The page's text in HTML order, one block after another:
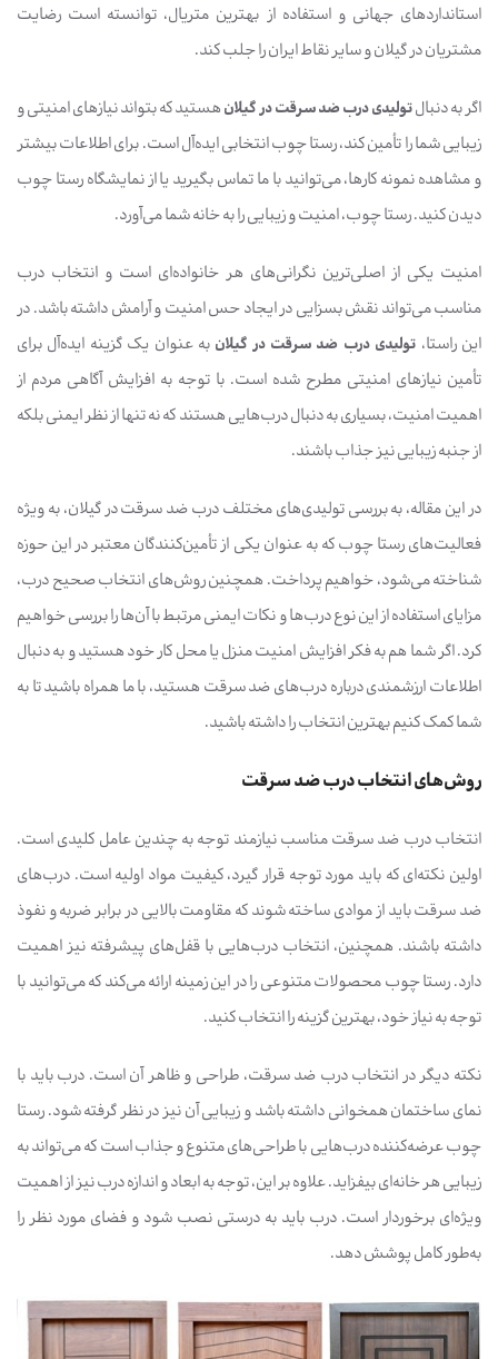
استانداردهای جهانی و استفاده از بهترین متریال، توانسته است رضایت
مشتریان در گیلان و سایر نقاط ایران را جلب کند.
اگر به دنبالتولیدی درب ضد سرقت در گیلانهستید که بتواند نیازهای امنیتی و
زیبایی شما را تأمین کند، رستا چوب انتخابی ایده‌آل است. برای اطلاعات بیشتر
و مشاهده نمونه کارها، می‌توانید با ما تماس بگیرید یا از نمایشگاه رستا چوب
دیدن کنید. رستا چوب، امنیت و زیبایی را به خانه شما می‌آورد.
امنیت یکی از اصلی‌ترین نگرانی‌های هر خانواده‌ای است و انتخاب درب
مناسب می‌تواند نقش بسزایی در ایجاد حس امنیت و آرامش داشته باشد. در
این راستا، تولیدی درب ضد سرقت در گیلان به عنوان یک گزینه ایده‌آل برای
تأمین نیازهای امنیتی مطرح شده است. با توجه به افزایش آگاهی مردم از
اهمیت امنیت، بسیاری به دنبال درب‌هایی هستند که نه تنها از نظر ایمنی بلکه
از جنبه زیبایی نیز جذاب باشند.
در این مقاله، به بررسی تولیدی‌های مختلف درب ضد سرقت در گیلان، به ویژه
فعالیت‌های رستا چوب که به عنوان یکی از تأمین‌کنندگان معتبر در این حوزه
شناخته می‌شود، خواهیم پرداخت. همچنین روش‌های انتخاب صحیح درب،
مزایای استفاده از این نوع درب‌ها و نکات ایمنی مرتبط با آن‌ها را بررسی خواهیم
کرد. اگر شما هم به فکر افزایش امنیت منزل یا محل کار خود هستید و به دنبال
اطلاعات ارزشمندی درباره درب‌های ضد سرقت هستید، با ما همراه باشید تا به
شما کمک کنیم بهترین انتخاب را داشته باشید.
روش‌های انتخاب درب ضد سرقت
انتخاب درب ضد سرقت مناسب نیازمند توجه به چندین عامل کلیدی است.
اولین نکته‌ای که باید مورد توجه قرار گیرد، کیفیت مواد اولیه است. درب‌های
ضد سرقت باید از موادی ساخته شوند که مقاومت بالایی در برابر ضربه و نفوذ
داشته باشند. همچنین، انتخاب درب‌هایی با قفل‌های پیشرفته نیز اهمیت
دارد. رستا چوب محصولات متنوعی را در این زمینه ارائه می‌کند که می‌توانید با
توجه به نیاز خود، بهترین گزینه را انتخاب کنید.
نکته دیگر در انتخاب درب ضد سرقت، طراحی و ظاهر آن است. درب باید با
نمای ساختمان همخوانی داشته باشد و زیبایی آن نیز در نظر گرفته شود. رستا
چوب عرضه‌کننده درب‌هایی با طراحی‌های متنوع و جذاب است که می‌تواند به
زیبایی هر خانه‌ای بیفزاید. علاوه بر این، توجه به ابعاد و اندازه درب نیز از اهمیت
ویژه‌ای برخوردار است. درب باید به درستی نصب شود و فضای مورد نظر را
به‌طور کامل پوشش دهد.